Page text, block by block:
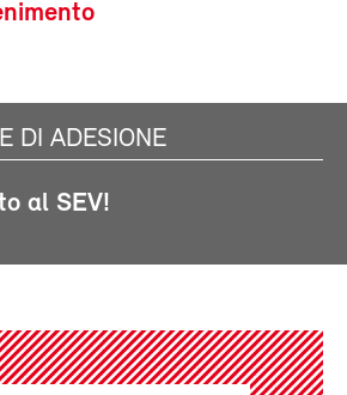
DI ADESIONE
al SEV!